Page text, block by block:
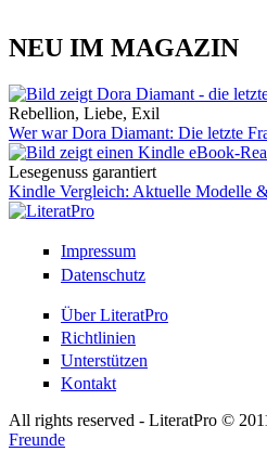
NEU IM MAGAZIN
Rebellion, Liebe, Exil
Wer war Dora Diamant: Die letzte
Lesegenuss garantiert
Kindle Vergleich: Aktuelle Modelle
Impressum
Datenschutz
Über LiteratPro
Richtlinien
Unterstützen
Kontakt
All rights reserved - LiteratPro ©
Freunde